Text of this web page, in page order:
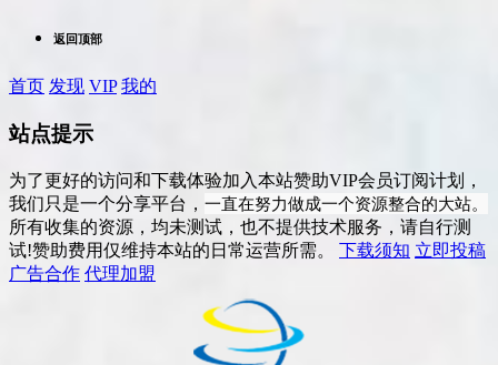
返回顶部
首页 发现 VIP 我的
站点提示
为了更好的访问和下载体验加入本站赞助VIP会员订阅计划，
我们只是一个分享平台， 一直在努力做成一个资源整合的大站。
所有收集的资源，均未测试，也不提供技术服务，请自行测
试!赞助费用仅维持本站的日常运营所需。 下载须知 立即投稿
广告合作 代理加盟